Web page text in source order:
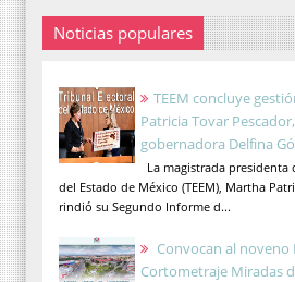
Noticias populares
TEEM concluye
Patricia Tovar
gobernadora Delfina
La magistrada presidenta
del Estado de México (TEEM), Martha
rindió su Segundo Informe d...
Convocan al noveno
Cortometraje Miradas